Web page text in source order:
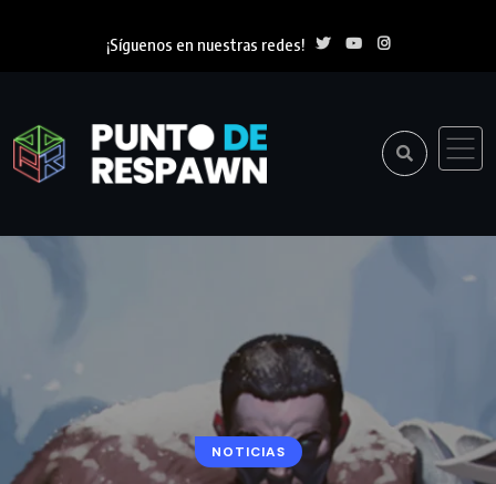
¡Síguenos en nuestras redes!
NOTICIAS